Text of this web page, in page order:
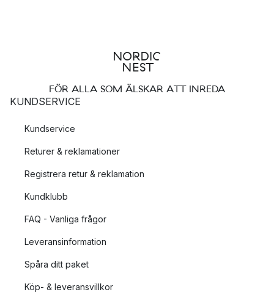
FÖR ALLA SOM ÄLSKAR ATT INREDA
KUNDSERVICE
Kundservice
Returer & reklamationer
Registrera retur & reklamation
Kundklubb
FAQ - Vanliga frågor
Leveransinformation
Spåra ditt paket
Köp- & leveransvillkor